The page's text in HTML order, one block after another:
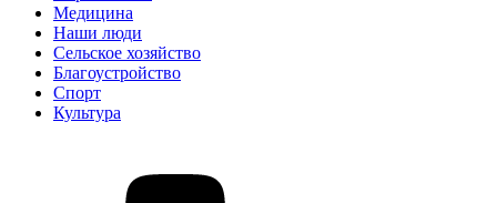
Медицина
Наши люди
Сельское хозяйство
Благоустройство
Спорт
Культура